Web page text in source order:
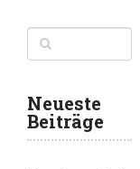
Neueste
Beiträge